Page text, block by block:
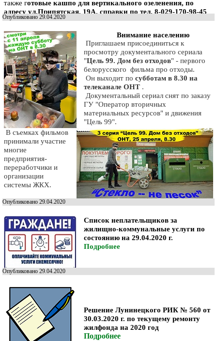
также готовые кашпо для вертикального озеленения, по
адресу ул.Припятская, 19А, справки по тел. 8-029-170-98-45
Опубликовано 29.04.2020
Внимание населению
Приглашаем присоединиться к
просмотру документального сериала
"Цель 99. Дом без отходов" - первого
белорусского фильма про отходы.
Он выходит по субботам в 8.30 на
телеканале ОНТ .
Документальный сериал снят по заказу
ГУ "Оператор вторичных
материальных ресурсов" и движения
"Цель 99".
В съемках фильмов
принимали участие
многие
предприятия-
переработчики и
организации
системы ЖКХ.
Опубликовано 29.04.2020
Список неплательщиков за
жилищно-коммунальные услуги по
состоянию на 29.04.2020 г.
Подробнее
Опубликовано 29.04.2020
Решение Лунинецкого РИК № 560 от
30.03.2020 г. по текущему ремонту
жилфонда на 2020 год
Подробнее